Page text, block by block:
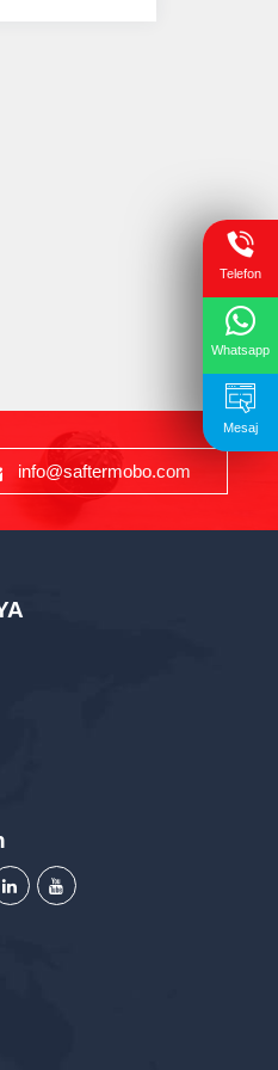
info@saftermobo.com
Telefon
Whatsapp
Mesaj